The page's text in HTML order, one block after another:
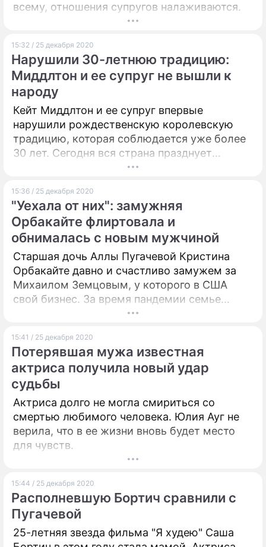
всему, отношения супругов налаживаются.
15:32 / 25 декабря 2020
Нарушили 30-летнюю традицию:
Миддлтон и ее супруг не вышли к
народу
Кейт Миддлтон и ее супруг впервые
нарушили рождественскую королевскую
традицию, которая соблюдается уже более
30 лет. Сегодня вся страна празднует
Рождество, но не случилось одного из
и ее супруг так и не пришли на утреннюю
службу в Сэндрингеме.
15:36 / 25 декабря 2020
"Уехала от них": замужняя
Орбакайте флиртовала и
обнималась с новым мужчиной
Старшая дочь Аллы Пугачевой Кристина
Орбакайте давно и счастливо замужем за
Михаилом Земцовым, у которого в США
свой бизнес. За время пандемии семье
пришлось ненадолго разлучиться. В Сети
разводе.
15:41 / 25 декабря 2020
Потерявшая мужа известная
актриса получила новый удар
судьбы
Актриса долго не могла смириться со
смертью любимого человека. Юлия Ауг не
верила, что в ее жизни вновь будет место
для чувств.
15:44 / 25 декабря 2020
Располневшую Бортич сравнили с
Пугачевой
25-летняя звезда фильма "Я худею" Саша